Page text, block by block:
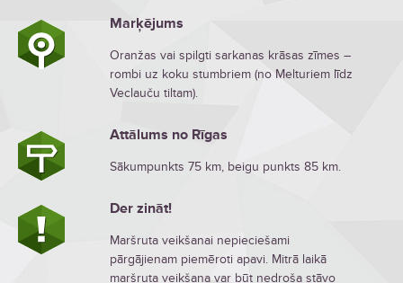
Marķējums
Oranžas vai spilgti sarkanas krāsas zīmes –
rombi uz koku stumbriem (no Melturiem līdz
Veclauču tiltam).
Attālums no Rīgas
Sākumpunkts 75 km, beigu punkts 85 km.
Der zināt!
Maršruta veikšanai nepieciešami
pārgājienam piemēroti apavi. Mitrā laikā
maršruta veikšana var būt nedroša stāvo